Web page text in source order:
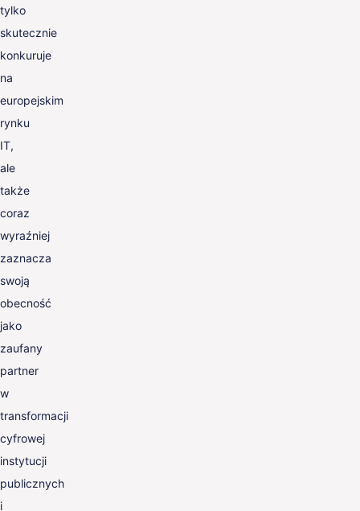
tylko
skutecznie
konkuruje
na
europejskim
rynku
IT,
ale
także
coraz
wyraźniej
zaznacza
swoją
obecność
jako
zaufany
partner
w
transformacji
cyfrowej
instytucji
publicznych
i